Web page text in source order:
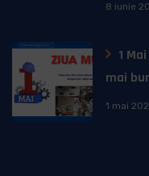
8 iunie
1
mai
1 mai